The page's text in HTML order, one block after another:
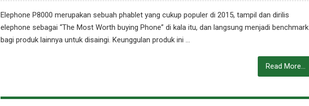
Elephone P8000 merupakan sebuah phablet yang cukup populer di 2015, tampil dan dirilis
elephone sebagai “The Most Worth buying Phone” di kala itu, dan langsung menjadi benchmark
bagi produk lainnya untuk disaingi. Keunggulan produk ini …
Read More...